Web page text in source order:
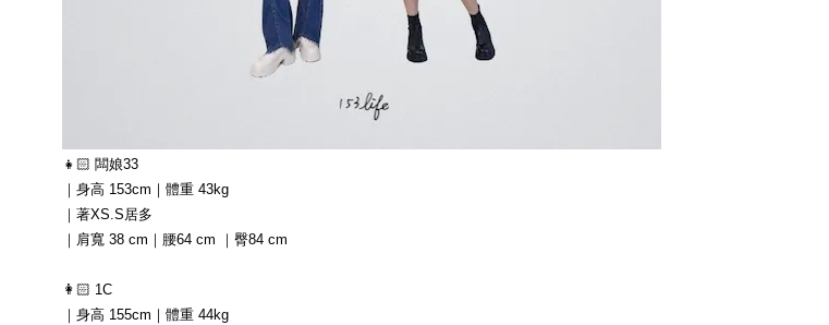
👧🏻 闆娘33
｜身高 153cm｜體重 43kg
｜著XS.S居多
｜肩寬 38 cm｜腰64 cm ｜臀84 cm
👩🏻 1C
｜身高 155cm｜體重 44kg